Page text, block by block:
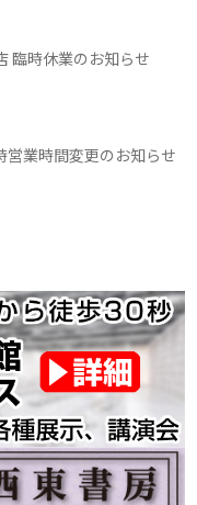
臨時休業のお知らせ
営業時間変更のお知らせ